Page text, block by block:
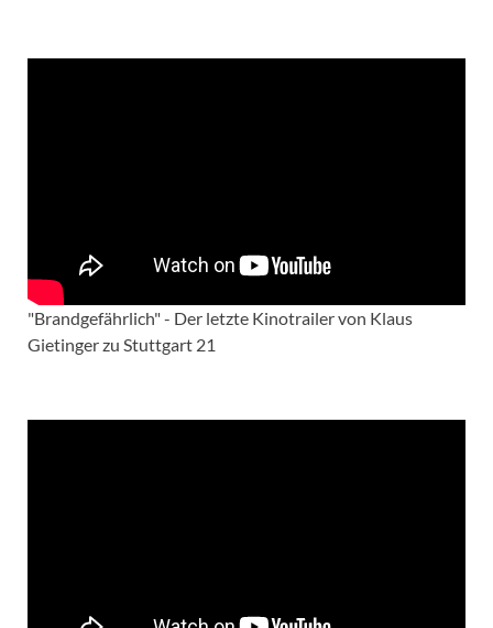
"Brandgefährlich" - Der letzte Kinotrailer von Klaus
Gietinger zu Stuttgart 21